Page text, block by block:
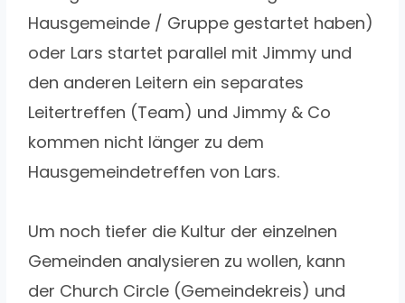
Hausgemeinde / Gruppe gestartet haben)
oder Lars startet parallel mit Jimmy und
den anderen Leitern ein separates
Leitertreffen (Team) und Jimmy & Co
kommen nicht länger zu dem
Hausgemeindetreffen von Lars.
Um noch tiefer die Kultur der einzelnen
Gemeinden analysieren zu wollen, kann
der Church Circle (Gemeindekreis) und